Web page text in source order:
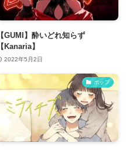
【GUMI】酔いどれ知らず
【Kanaria】
2022年5月2日
ポップ